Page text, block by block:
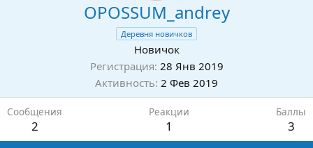
OPOSSUM_andrey
Деревня новичков
Новичок
Регистрация 28 Янв 2019
Активность 2 Фев 2019
Сообщения
2
Реакции
1
Баллы
3